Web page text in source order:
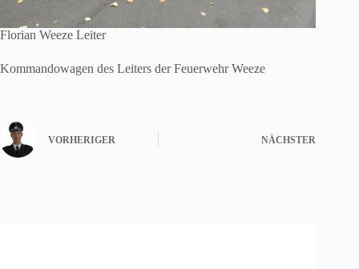
Florian Weeze Leiter
Kommandowagen des Leiters der Feuerwehr Weeze
VORHERIGER NÄCHSTER